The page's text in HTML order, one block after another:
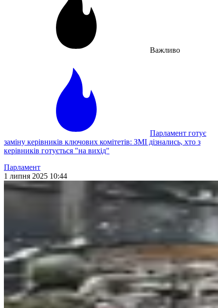
Важливо
Парламент готує
заміну керівників ключових комітетів: ЗМІ дізнались, хто з
керівників готується "на вихід"
Парламент
1 липня 2025 10:44